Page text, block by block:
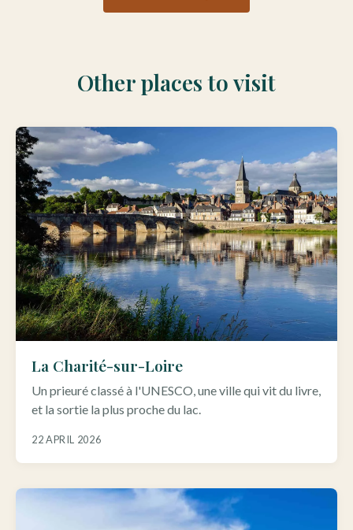
Other places to visit
La Charité-sur-Loire
Un prieuré classé à l'UNESCO, une ville qui vit du livre,
et la sortie la plus proche du lac.
22 APRIL 2026